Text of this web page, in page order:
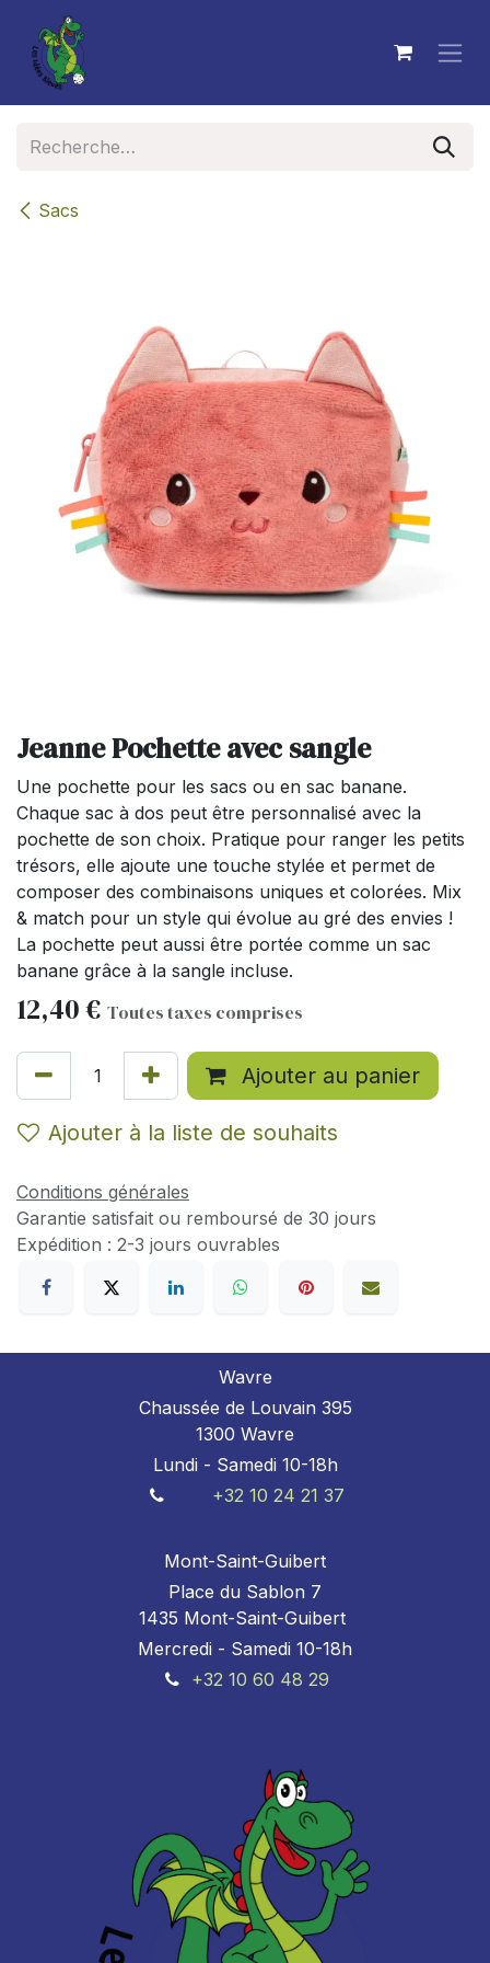
Se rendre au contenu
Sacs
Jeanne Pochette avec sangle
Une pochette pour les sacs ou en sac banane.
Chaque sac à dos peut être personnalisé avec la
pochette de son choix. Pratique pour ranger les petits
trésors, elle ajoute une touche stylée et permet de
composer des combinaisons uniques et colorées. Mix
& match pour un style qui évolue au gré des envies !
La pochette peut aussi être portée comme un sac
banane grâce à la sangle incluse.
12,40€ Toutes taxes comprises
Ajouter au panier
Ajouter à la liste de souhaits
Conditions générales
Garantie satisfait ou remboursé de 30 jours
Expédition : 2-3 jours ouvrables
Wavre
Chaussée de Louvain 395
1300 Wavre
Lundi - Samedi 10-18h
+32 10 24 21 37
Mont-Saint-Guibert
Place du Sablon 7
1435 Mont-Saint-Guibert
Mercredi - Samedi 10-18h
+32 10 60 48 29